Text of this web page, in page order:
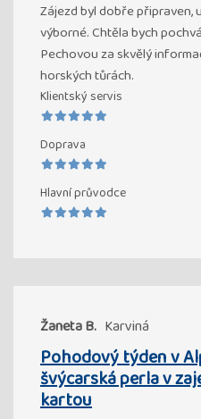
Zájezd byl dobře připraven,
výborné. Chtěla bych
Pechovou za skvělý
horských tůrách.
Klientský servis
Doprava
Hlavní průvodce
Žaneta B. Karviná
Pohodový týden v
švýcarská perla v
kartou